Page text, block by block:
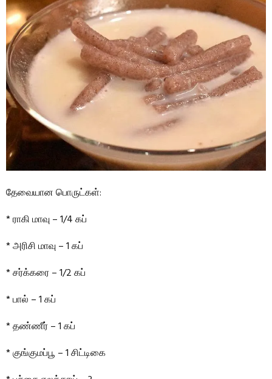
தேவையான பொருட்கள்:
* ராகி மாவு – 1/4 கப்
* அரிசி மாவு – 1 கப்
* சர்க்கரை – 1/2 கப்
* பால் – 1 கப்
* தண்ணீர் – 1 கப்
* குங்குமப்பூ – 1 சிட்டிகை